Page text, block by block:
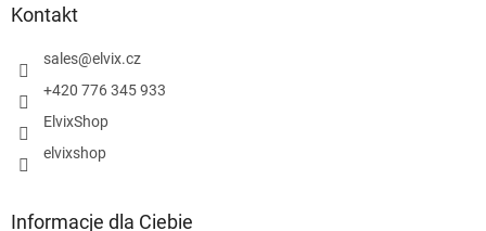
Kontakt
sales@elvix.cz
+420 776 345 933
ElvixShop
elvixshop
Informacje dla Ciebie